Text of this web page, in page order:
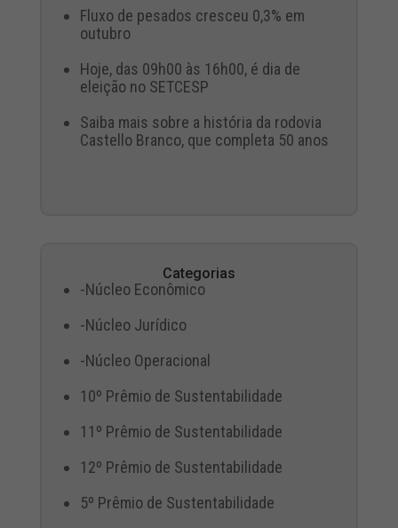
Fluxo de pesados cresceu 0,3% em
outubro
Hoje, das 09h00 às 16h00, é dia de
eleição no SETCESP
Saiba mais sobre a história da rodovia
Castello Branco, que completa 50 anos
Categorias
-Núcleo Econômico
-Núcleo Jurídico
-Núcleo Operacional
10º Prêmio de Sustentabilidade
11º Prêmio de Sustentabilidade
12º Prêmio de Sustentabilidade
5º Prêmio de Sustentabilidade